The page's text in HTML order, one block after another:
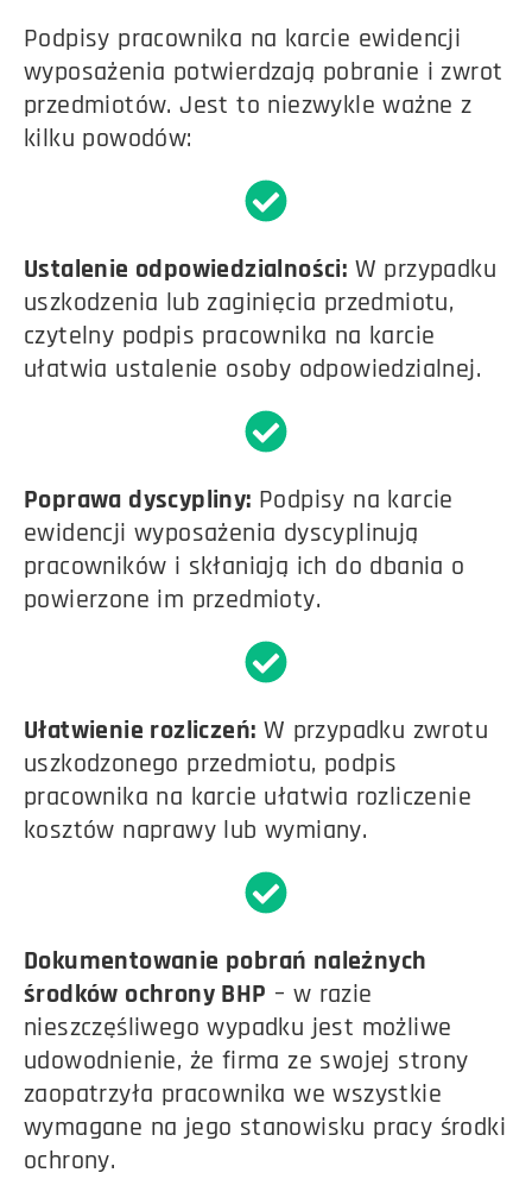
Podpisy pracownika na karcie ewidencji
wyposażenia potwierdzają pobranie i zwrot
przedmiotów. Jest to niezwykle ważne z
kilku powodów:
Ustalenie odpowiedzialności: W przypadku
uszkodzenia lub zaginięcia przedmiotu,
czytelny podpis pracownika na karcie
ułatwia ustalenie osoby odpowiedzialnej.
Poprawa dyscypliny: Podpisy na karcie
ewidencji wyposażenia dyscyplinują
pracowników i skłaniają ich do dbania o
powierzone im przedmioty.
Ułatwienie rozliczeń: W przypadku zwrotu
uszkodzonego przedmiotu, podpis
pracownika na karcie ułatwia rozliczenie
kosztów naprawy lub wymiany.
Dokumentowanie pobrań należnych
środków ochrony BHP – w razie
nieszczęśliwego wypadku jest możliwe
udowodnienie, że firma ze swojej strony
zaopatrzyła pracownika we wszystkie
wymagane na jego stanowisku pracy środki
ochrony.